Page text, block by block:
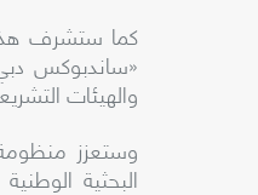
كما ستشرف هذه
«ساندبوكس
والهيئات
وستعزز منظومة
البحثية